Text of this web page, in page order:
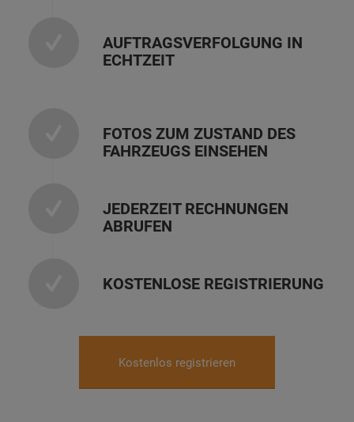
AUFTRAGSVERFOLGUNG IN
ECHTZEIT
FOTOS ZUM ZUSTAND DES
FAHRZEUGS EINSEHEN
JEDERZEIT RECHNUNGEN
ABRUFEN
KOSTENLOSE REGISTRIERUNG
Kostenlos registrieren